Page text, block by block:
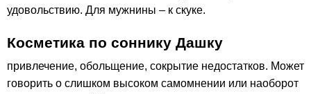
удовольствию. Для мужнины – к скуке.
Косметика по соннику Дашку
привлечение, обольщение, сокрытие недостатков. Может
говорить о слишком высоком самомнении или наоборот